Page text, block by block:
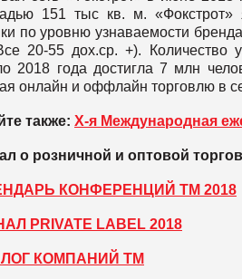
151 тыс кв. м. «Фокстрот»
по уровню узнаваемости
20-55 дох.ср. +). Количество
2018 года достигла 7 млн
онлайн и оффлайн торговлю в
также: Х-я Международная
о розничной и оптовой
КОНФЕРЕНЦИЙ ТМ 2018
PRIVATE LABEL 2018
КОМПАНИЙ ТМ